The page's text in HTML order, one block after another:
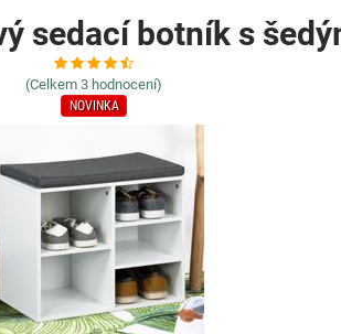
sedací botník s
(Celkem 3 hodnocení)
NOVINKA